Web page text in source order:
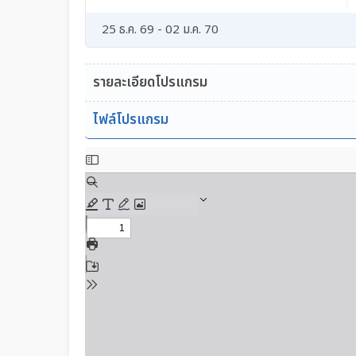
25 ธ.ค. 69 - 02 ม.ค. 70
รายละเอียดโปรแกรม
ไฟล์โปรแกรม